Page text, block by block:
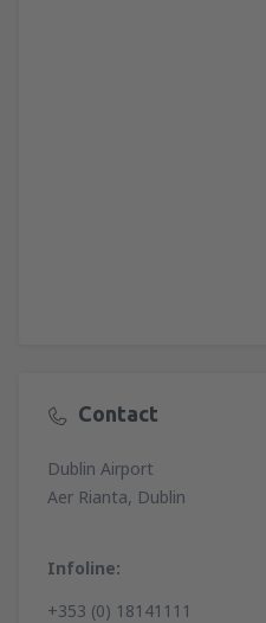
Contact
Dublin Airport
Aer Rianta, Dublin
Infoline:
+353 (0) 18141111